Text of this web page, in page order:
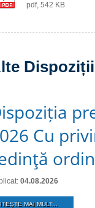
pdf, 542 KB
Cu
04.08.2026
MAI MULT...